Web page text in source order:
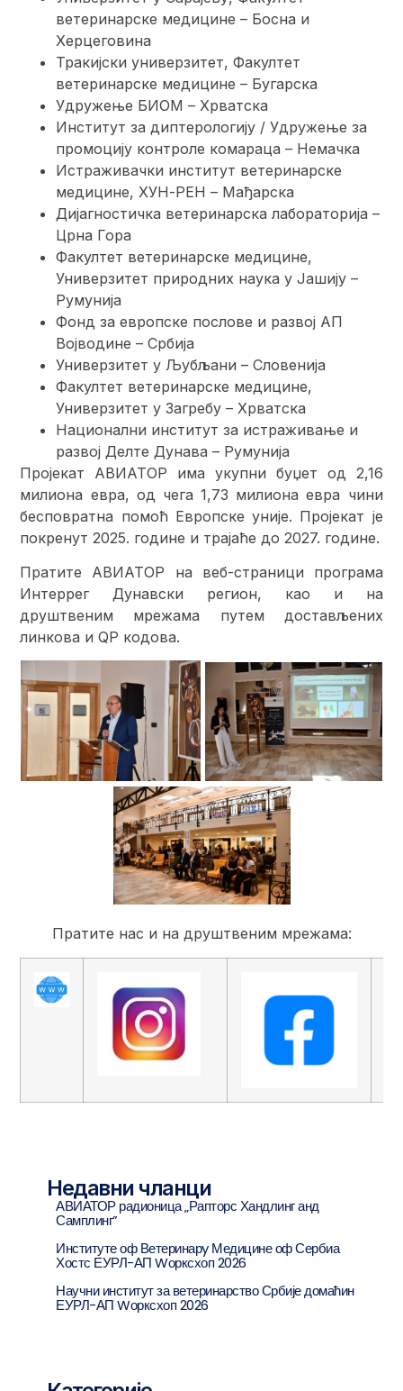
ветеринарске медицине – Босна и
Херцеговина
Тракијски универзитет, Факултет
ветеринарске медицине – Бугарска
Удружење БИОМ – Хрватска
Институт за диптерологију / Удружење за
промоцију контроле комараца – Немачка
Истраживачки институт ветеринарске
медицине, ХУН-РЕН – Мађарска
Дијагностичка ветеринарска лабораторија –
Црна Гора
Факултет ветеринарске медицине,
Универзитет природних наука у Јашију –
Румунија
Фонд за европске послове и развој АП
Војводине – Србија
Универзитет у Љубљани – Словенија
Факултет ветеринарске медицине,
Универзитет у Загребу – Хрватска
Национални институт за истраживање и
развој Делте Дунава – Румунија
Пројекат АВИАТОР има укупни буџет од 2,16
милиона евра, од чега 1,73 милиона евра чини
бесповратна помоћ Европске уније. Пројекат је
покренут 2025. године и трајаће до 2027. године.
Пратите АВИАТОР на веб-страници програма
Интеррег Дунавски регион, као и на
друштвеним мрежама путем достављених
линкова и QР кодова.
Пратите нас и на друштвеним мрежама:
Недавни чланци
АВИАТОР радионица „Рапторс Хандлинг анд
Самплинг”
Институте оф Ветеринарy Медицине оф Сербиа
Хостс ЕУРЛ-АП Wорксхоп 2026
Научни институт за ветеринарство Србије домаћин
ЕУРЛ-АП Wорксхоп 2026